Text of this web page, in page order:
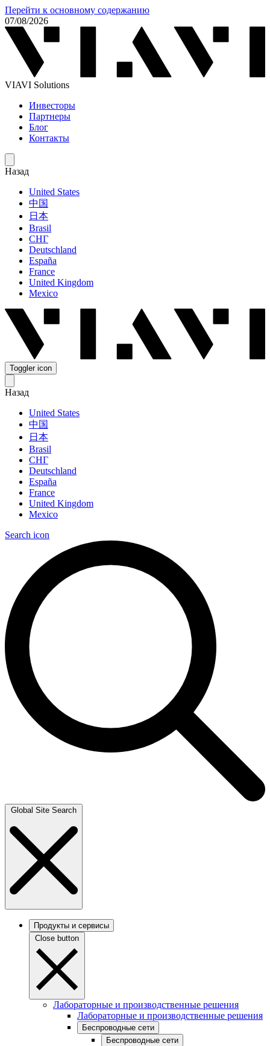
Перейти к основному содержанию
07/08/2026
VIAVI Solutions
Инвесторы
Партнеры
Блог
Контакты
Назад
United States
中国
日本
Brasil
СНГ
Deutschland
España
France
United Kingdom
Mexico
Toggler icon
Назад
United States
中国
日本
Brasil
СНГ
Deutschland
España
France
United Kingdom
Mexico
Search icon
Global Site Search
Продукты и сервисы
Close button
Лабораторные и производственные решения
Лабораторные и производственные решения
Беспроводные сети
Беспроводные сети